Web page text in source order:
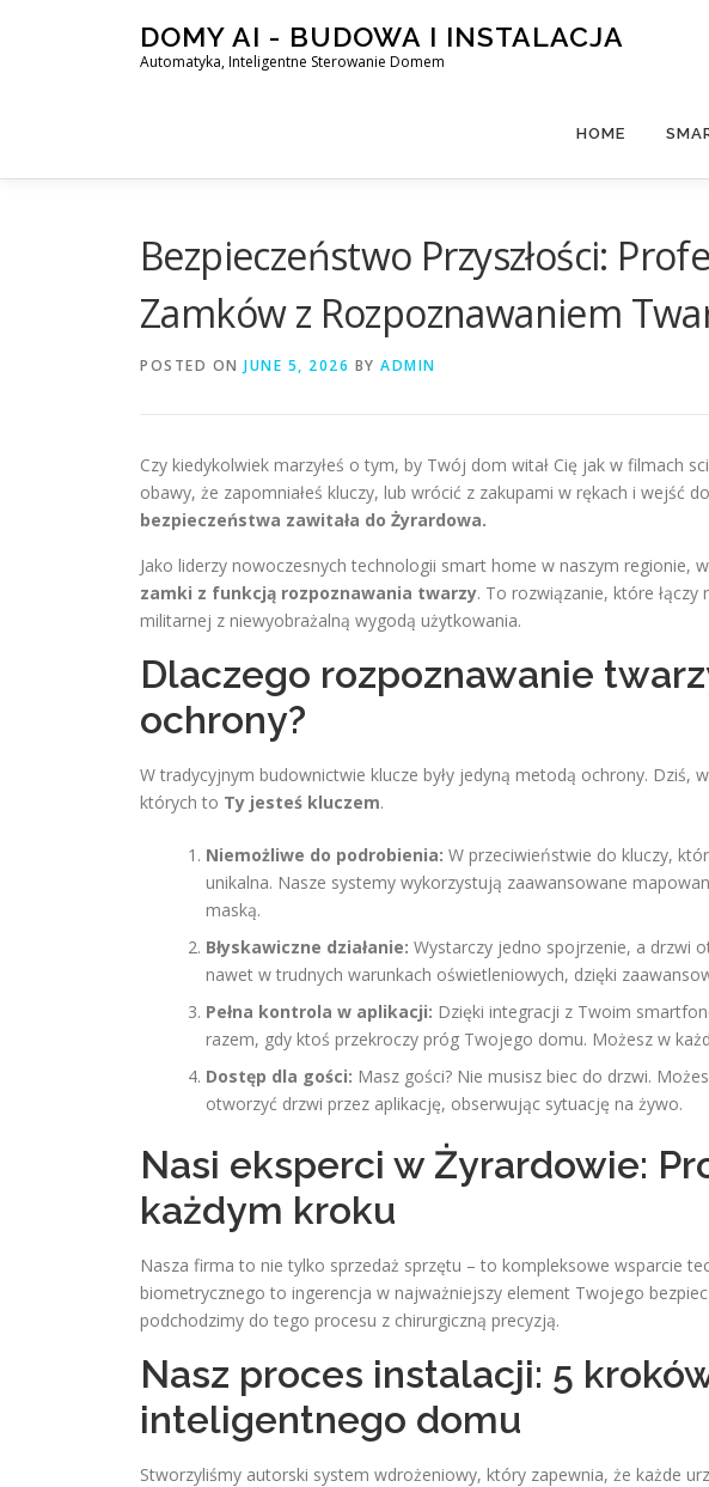
DOMY AI - BUDOWA I INSTALACJA
Automatyka, Inteligentne Sterowanie Domem
HOME
Bezpieczeństwo Przyszłości:
Zamków z Rozpoznawaniem
POSTED ON JUNE 5, 2026 BY ADMIN
Czy kiedykolwiek marzyłeś o tym, by Twój dom witał Cię jak w filmach
obawy, że zapomniałeś kluczy, lub wrócić z zakupami w rękach i wejść
bezpieczeństwa zawitała do Żyrardowa.
Jako liderzy nowoczesnych technologii smart home w naszym regionie,
zamki z funkcją rozpoznawania twarzy. To rozwiązanie, które
militarnej z niewyobrażalną wygodą użytkowania.
Dlaczego rozpoznawanie
ochrony?
W tradycyjnym budownictwie klucze były jedyną metodą ochrony. Dziś,
których to Ty jesteś kluczem.
Niemożliwe do podrobienia: W przeciwieństwie do kluczy,
unikalna. Nasze systemy wykorzystują zaawansowane
maską.
Błyskawiczne działanie: Wystarczy jedno spojrzenie, a drzwi
nawet w trudnych warunkach oświetleniowych, dzięki
Pełna kontrola w aplikacji: Dzięki integracji z Twoim
razem, gdy ktoś przekroczy próg Twojego domu. Możesz w
Dostęp dla gości: Masz gości? Nie musisz biec do drzwi.
otworzyć drzwi przez aplikację, obserwując sytuację na żywo.
Nasi eksperci w Żyrardowie:
każdym kroku
Nasza firma to nie tylko sprzedaż sprzętu – to kompleksowe wsparcie
biometrycznego to ingerencja w najważniejszy element Twojego
podchodzimy do tego procesu z chirurgiczną precyzją.
Nasz proces instalacji: 5
inteligentnego domu
Stworzyliśmy autorski system wdrożeniowy, który zapewnia, że każde